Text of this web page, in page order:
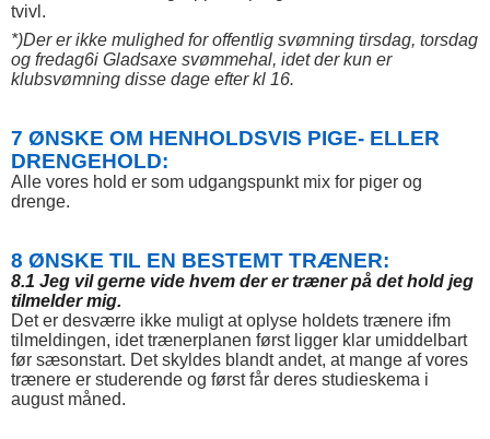
tvivl.
*)Der er ikke mulighed for offentlig svømning tirsdag, torsdag
og fredag6i Gladsaxe svømmehal, idet der kun er
klubsvømning disse dage efter kl 16.
7 ØNSKE OM HENHOLDSVIS PIGE- ELLER
DRENGEHOLD:
Alle vores hold er som udgangspunkt mix for piger og
drenge.
8 ØNSKE TIL EN BESTEMT TRÆNER:
8.1 Jeg vil gerne vide hvem der er træner på det hold jeg
tilmelder mig.
Det er desværre ikke muligt at oplyse holdets trænere ifm
tilmeldingen, idet trænerplanen først ligger klar umiddelbart
før sæsonstart. Det skyldes blandt andet, at mange af vores
trænere er studerende og først får deres studieskema i
august måned.